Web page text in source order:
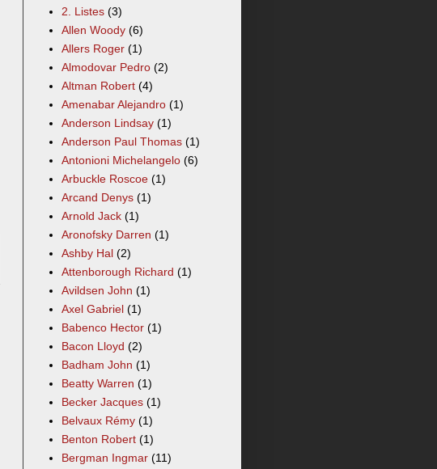
2. Listes (3)
Allen Woody (6)
Allers Roger (1)
Almodovar Pedro (2)
Altman Robert (4)
Amenabar Alejandro (1)
Anderson Lindsay (1)
Anderson Paul Thomas (1)
Antonioni Michelangelo (6)
Arbuckle Roscoe (1)
Arcand Denys (1)
Arnold Jack (1)
Aronofsky Darren (1)
Ashby Hal (2)
Attenborough Richard (1)
Avildsen John (1)
Axel Gabriel (1)
Babenco Hector (1)
Bacon Lloyd (2)
Badham John (1)
Beatty Warren (1)
Becker Jacques (1)
Belvaux Rémy (1)
Benton Robert (1)
Bergman Ingmar (11)